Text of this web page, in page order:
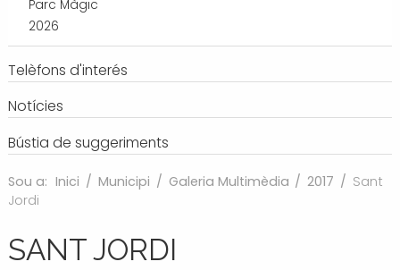
Parc Màgic
2026
Telèfons d'interés
Notícies
Bústia de suggeriments
Sou a: Inici / Municipi / Galeria Multimèdia / 2017 / Sant
Jordi
SANT JORDI